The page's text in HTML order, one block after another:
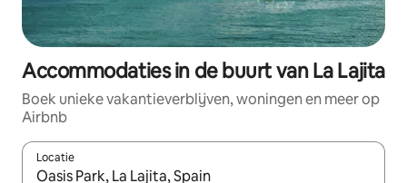
Accommodaties in de buurt van La Lajita
Boek unieke vakantieverblijven, woningen en meer op
Airbnb
Locatie
Wanneer er resultaten beschikbaar zijn, maak je een keuze